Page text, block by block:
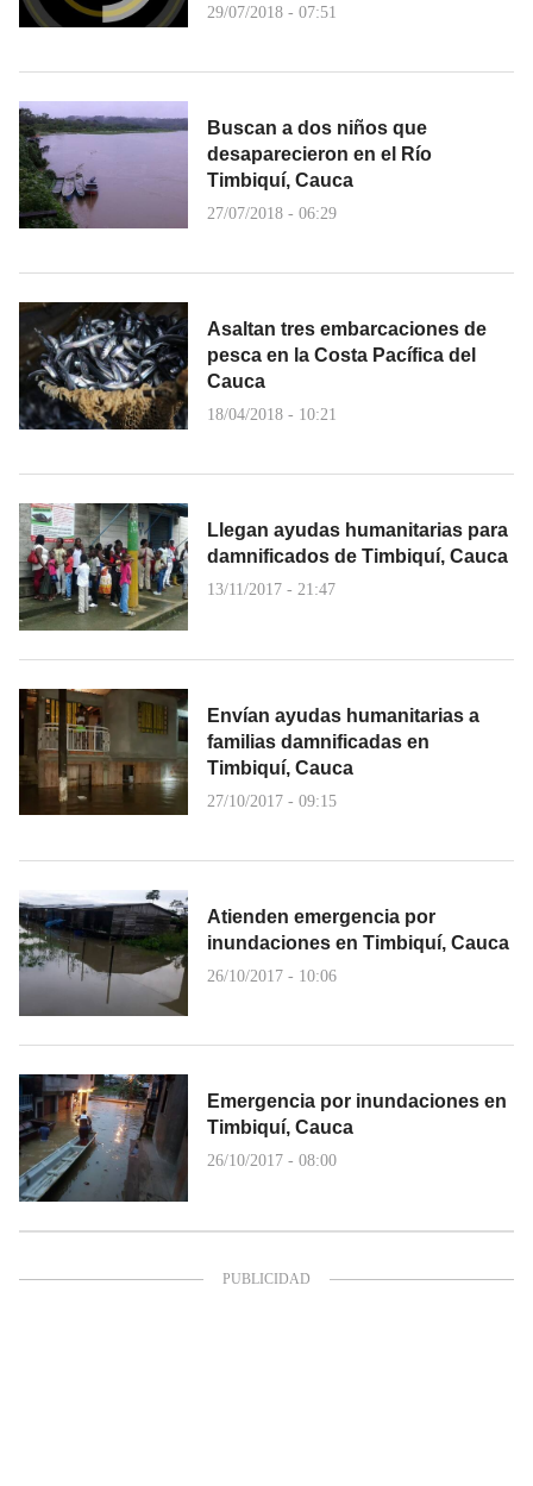
29/07/2018 - 07:51
Buscan a dos niños que
desaparecieron en el Río
Timbiquí, Cauca
27/07/2018 - 06:29
Asaltan tres embarcaciones de
pesca en la Costa Pacífica del
Cauca
18/04/2018 - 10:21
Llegan ayudas humanitarias para
damnificados de Timbiquí, Cauca
13/11/2017 - 21:47
Envían ayudas humanitarias a
familias damnificadas en
Timbiquí, Cauca
27/10/2017 - 09:15
Atienden emergencia por
inundaciones en Timbiquí, Cauca
26/10/2017 - 10:06
Emergencia por inundaciones en
Timbiquí, Cauca
26/10/2017 - 08:00